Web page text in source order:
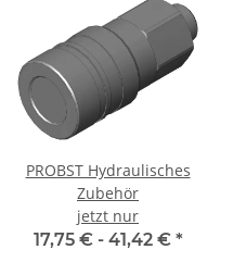
PROBST Hydraulisches
Zubehör
jetzt nur
17,75 € - 41,42 € *